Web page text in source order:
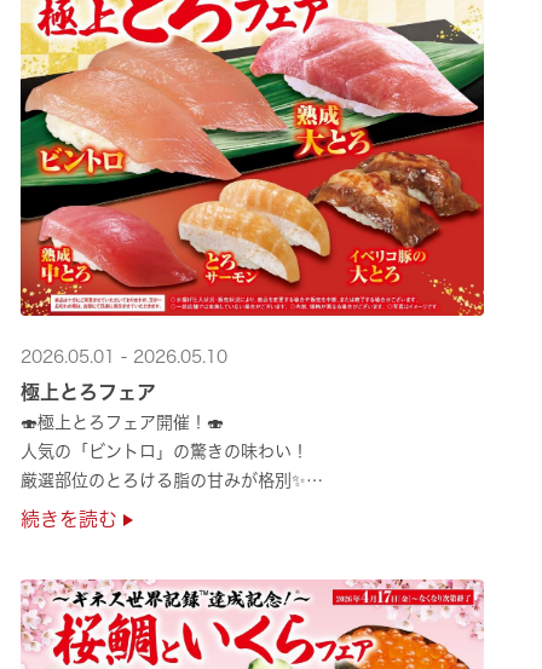
2026.05.01 - 2026.05.10
極上とろフェア
🍣極上とろフェア開催！🍣
人気の「ビントロ」の驚きの味わい！
厳選部位のとろける脂の甘みが格別✨
極上の味覚を是非くら寿司でご堪能ください♪
続きを読む